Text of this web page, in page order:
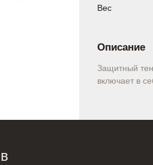
Вес
Описание
Защитный
включает в